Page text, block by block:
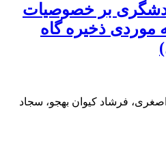
بر خصوصیات
موردی ذخیره گاه
فرشاد کیوان بهجو، سجاد